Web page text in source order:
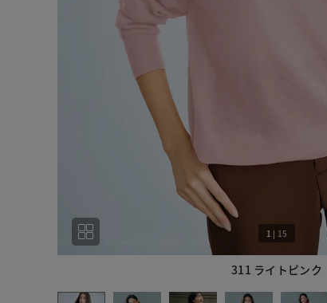
311 ライトピンク
1 | 15